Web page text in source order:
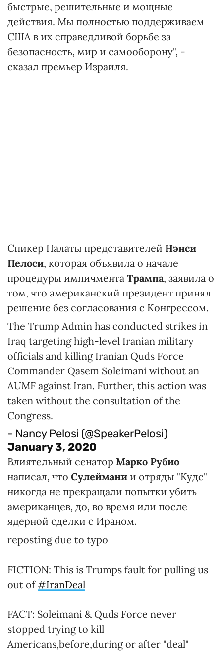
быстрые, решительные и мощные
действия. Мы полностью поддерживаем
США в их справедливой борьбе за
безопасность, мир и самооборону", -
сказал премьер Израиля.
Спикер Палаты представителей Нэнси
Пелоси, которая объявила о начале
процедуры импичмента Трампа, заявила о
том, что американский президент принял
решение без согласования с Конгрессом.
The Trump Admin has conducted strikes in
Iraq targeting high-level Iranian military
officials and killing Iranian Quds Force
Commander Qasem Soleimani without an
AUMF against Iran. Further, this action was
taken without the consultation of the
Congress.
- Nancy Pelosi (@SpeakerPelosi)
January 3, 2020
Влиятельный сенатор Марко Рубио
написал, что Сулеймани и отряды "Кудс"
никогда не прекращали попытки убить
американцев, до, во время или после
ядерной сделки с Ираном.
reposting due to typo
FICTION: This is Trumps fault for pulling us
out of#IranDeal
FACT: Soleimani & Quds Force never
stopped trying to kill
Americans,before,during or after "deal"